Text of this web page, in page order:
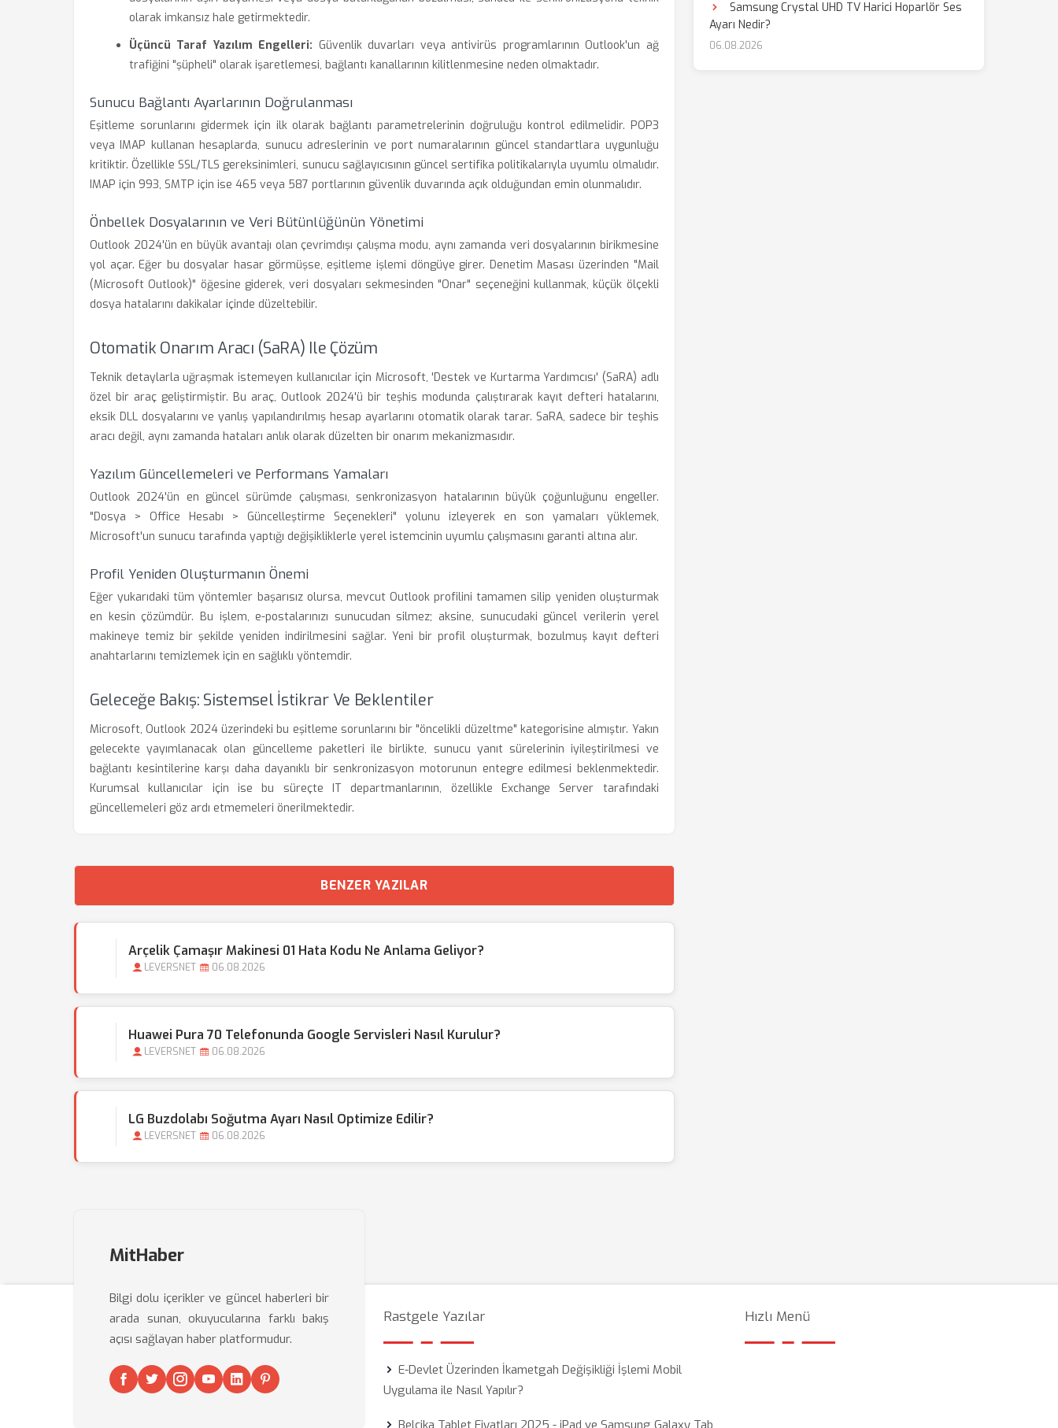
olarak imkansız hale getirmektedir.
Üçüncü Taraf Yazılım Engelleri: Güvenlik duvarları veya antivirüs programlarının Outlook'un ağ
trafiğini "şüpheli" olarak işaretlemesi, bağlantı kanallarının kilitlenmesine neden olmaktadır.
Sunucu Bağlantı Ayarlarının Doğrulanması
Eşitleme sorunlarını gidermek için ilk olarak bağlantı parametrelerinin doğruluğu kontrol edilmelidir. POP3
veya IMAP kullanan hesaplarda, sunucu adreslerinin ve port numaralarının güncel standartlara uygunluğu
kritiktir. Özellikle SSL/TLS gereksinimleri, sunucu sağlayıcısının güncel sertifika politikalarıyla uyumlu olmalıdır.
IMAP için 993, SMTP için ise 465 veya 587 portlarının güvenlik duvarında açık olduğundan emin olunmalıdır.
Önbellek Dosyalarının ve Veri Bütünlüğünün Yönetimi
Outlook 2024'ün en büyük avantajı olan çevrimdışı çalışma modu, aynı zamanda veri dosyalarının birikmesine
yol açar. Eğer bu dosyalar hasar görmüşse, eşitleme işlemi döngüye girer. Denetim Masası üzerinden "Mail
(Microsoft Outlook)" öğesine giderek, veri dosyaları sekmesinden "Onar" seçeneğini kullanmak, küçük ölçekli
dosya hatalarını dakikalar içinde düzeltebilir.
Otomatik Onarım Aracı (SaRA) Ile Çözüm
Teknik detaylarla uğraşmak istemeyen kullanıcılar için Microsoft, 'Destek ve Kurtarma Yardımcısı' (SaRA) adlı
özel bir araç geliştirmiştir. Bu araç, Outlook 2024'ü bir teşhis modunda çalıştırarak kayıt defteri hatalarını,
eksik DLL dosyalarını ve yanlış yapılandırılmış hesap ayarlarını otomatik olarak tarar. SaRA, sadece bir teşhis
aracı değil, aynı zamanda hataları anlık olarak düzelten bir onarım mekanizmasıdır.
Yazılım Güncellemeleri ve Performans Yamaları
Outlook 2024'ün en güncel sürümde çalışması, senkronizasyon hatalarının büyük çoğunluğunu engeller.
"Dosya > Office Hesabı > Güncelleştirme Seçenekleri" yolunu izleyerek en son yamaları yüklemek,
Microsoft'un sunucu tarafında yaptığı değişikliklerle yerel istemcinin uyumlu çalışmasını garanti altına alır.
Profil Yeniden Oluşturmanın Önemi
Eğer yukarıdaki tüm yöntemler başarısız olursa, mevcut Outlook profilini tamamen silip yeniden oluşturmak
en kesin çözümdür. Bu işlem, e-postalarınızı sunucudan silmez; aksine, sunucudaki güncel verilerin yerel
makineye temiz bir şekilde yeniden indirilmesini sağlar. Yeni bir profil oluşturmak, bozulmuş kayıt defteri
anahtarlarını temizlemek için en sağlıklı yöntemdir.
Geleceğe Bakış: Sistemsel İstikrar Ve Beklentiler
Microsoft, Outlook 2024 üzerindeki bu eşitleme sorunlarını bir "öncelikli düzeltme" kategorisine almıştır. Yakın
gelecekte yayımlanacak olan güncelleme paketleri ile birlikte, sunucu yanıt sürelerinin iyileştirilmesi ve
bağlantı kesintilerine karşı daha dayanıklı bir senkronizasyon motorunun entegre edilmesi beklenmektedir.
Kurumsal kullanıcılar için ise bu süreçte IT departmanlarının, özellikle Exchange Server tarafındaki
güncellemeleri göz ardı etmemeleri önerilmektedir.
BENZER YAZILAR
Arçelik Çamaşır Makinesi 01 Hata Kodu Ne Anlama Geliyor?
LEVERSNET 06.08.2026
Huawei Pura 70 Telefonunda Google Servisleri Nasıl Kurulur?
LEVERSNET 06.08.2026
LG Buzdolabı Soğutma Ayarı Nasıl Optimize Edilir?
LEVERSNET 06.08.2026
Samsung Crystal UHD TV Harici Hoparlör Ses
Ayarı Nedir?
06.08.2026
MitHaber
Bilgi dolu içerikler ve güncel haberleri bir
arada sunan, okuyucularına farklı bakış
açısı sağlayan haber platformudur.
Rastgele Yazılar
E-Devlet Üzerinden İkametgah Değişikliği İşlemi Mobil
Uygulama ile Nasıl Yapılır?
Belçika Tablet Fiyatları 2025 - iPad ve Samsung Galaxy Tab
Hızlı Menü